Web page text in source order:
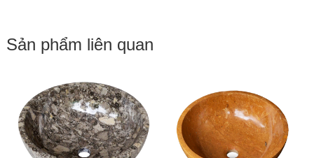
Sản phẩm liên quan